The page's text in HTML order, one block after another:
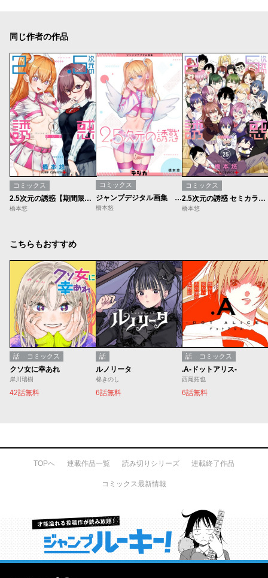
同じ作者の作品
コミックス
2.5次元の誘惑【期間限定無料】
橋本悠
コミックス
ジャンプデジタル画集 デジガ 2.5次元の誘惑
橋本悠
コミックス
2.5次元の誘惑 セミカラー版
橋本悠
こちらもおすすめ
話 コミックス
クソ女に幸あれ
岸川瑞樹
42話無料
話
ルノリータ
棉きのし
6話無料
話 コミックス
.A-ドットアリス-
西尾拓也
6話無料
TOPへ 連載作品一覧 読み切りシリーズ 連載終了作品
コミックス最新情報
才能溢れる投稿作が読み放題！ ジャンプルーキー！